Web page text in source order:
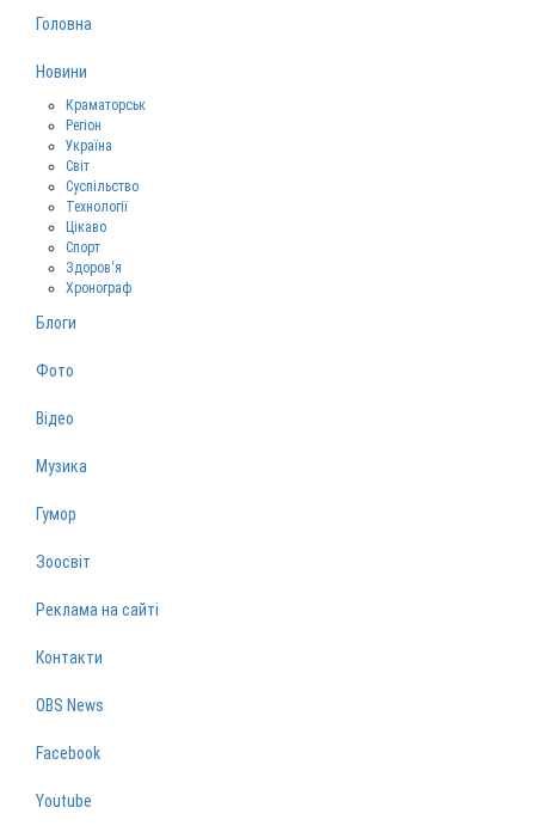
Головна
Новини
Краматорськ
Регіон
Україна
Світ
Суспільство
Технології
Цікаво
Спорт
Здоров‘я
Хронограф
Блоги
Фото
Відео
Музика
Гумор
Зоосвіт
Реклама на сайті
Контакти
OBS News
Facebook
Youtube